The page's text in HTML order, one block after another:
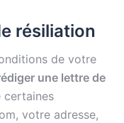
résiliation
de votre
une lettre de
certaines
votre adresse,